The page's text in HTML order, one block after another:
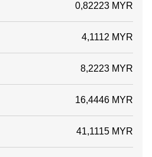
0,82223 MYR
4,1112 MYR
8,2223 MYR
16,4446 MYR
41,1115 MYR